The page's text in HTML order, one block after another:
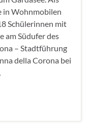
in Wohnmobilen
Schülerinnen mit
am Südufer des
– Stadtführung
della Corona bei